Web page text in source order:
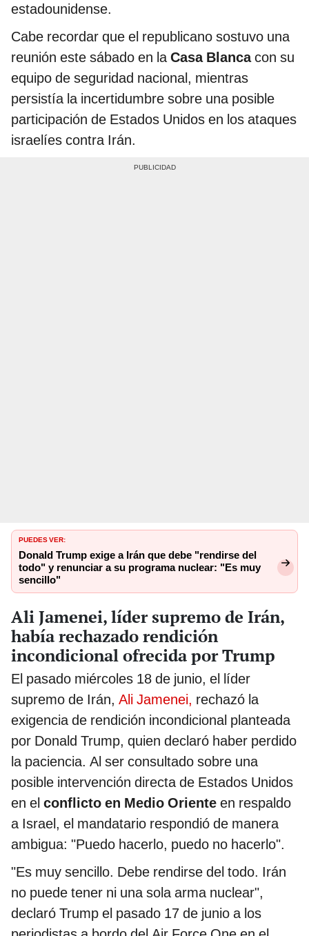
estadounidense.
Cabe recordar que el republicano sostuvo una
reunión este sábado en laCasa Blancacon su
equipo de seguridad nacional, mientras
persistía la incertidumbre sobre una posible
participación de Estados Unidos en los ataques
israelíes contra Irán.
PUEDES VER:
Donald Trump exige a Irán que debe "rendirse del
todo" y renunciar a su programa nuclear: "Es muy
sencillo"
Ali Jamenei, líder supremo de Irán,
había rechazado rendición
incondicional ofrecida por Trump
El pasado miércoles 18 de junio, el líder
supremo de Irán, Ali Jamenei, rechazó la
exigencia de rendición incondicional planteada
por Donald Trump, quien declaró haber perdido
la paciencia. Al ser consultado sobre una
posible intervención directa de Estados Unidos
en el conflicto en Medio Oriente en respaldo
a Israel, el mandatario respondió de manera
ambigua: "Puedo hacerlo, puedo no hacerlo".
"Es muy sencillo. Debe rendirse del todo. Irán
no puede tener ni una sola arma nuclear",
declaró Trump el pasado 17 de junio a los